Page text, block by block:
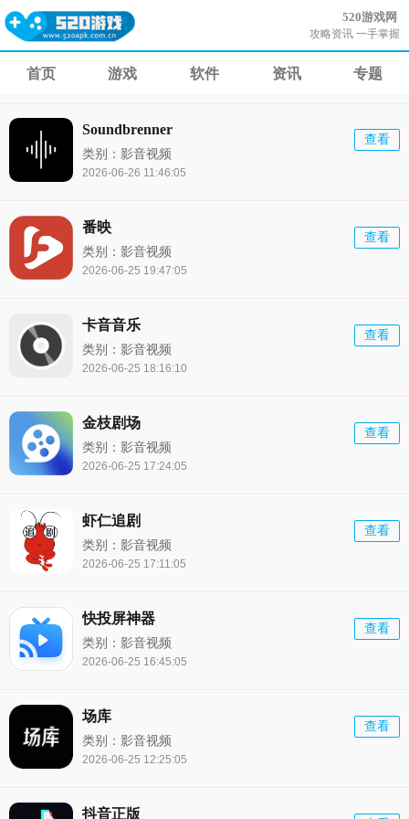
520游戏网
攻略资讯 一手掌握
首页 游戏 软件 资讯 专题
Soundbrenner
类别：影音视频
2026-06-26 11:46:05
查看
番映
类别：影音视频
2026-06-25 19:47:05
查看
卡音音乐
类别：影音视频
2026-06-25 18:16:10
查看
金枝剧场
类别：影音视频
2026-06-25 17:24:05
查看
虾仁追剧
类别：影音视频
2026-06-25 17:11:05
查看
快投屏神器
类别：影音视频
2026-06-25 16:45:05
查看
场库
类别：影音视频
2026-06-25 12:25:05
查看
抖音正版